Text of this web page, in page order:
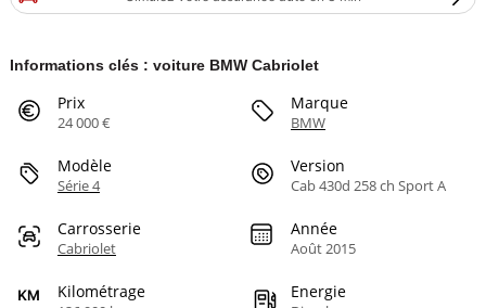
Informations clés : voiture BMW Cabriolet
Prix
24 000 €
Marque
BMW
Modèle
Série 4
Version
Cab 430d 258 ch Sport A
Carrosserie
Cabriolet
Année
Août 2015
Kilométrage Energie